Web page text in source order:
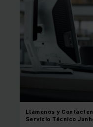
Llámenos y
Servicio Técnico